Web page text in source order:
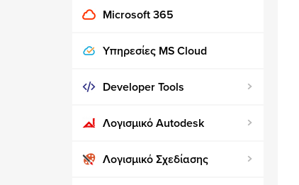
Microsoft 365
Υπηρεσίες MS Cloud
Developer Tools
Λογισμικό Autodesk
Λογισμικό Σχεδίασης